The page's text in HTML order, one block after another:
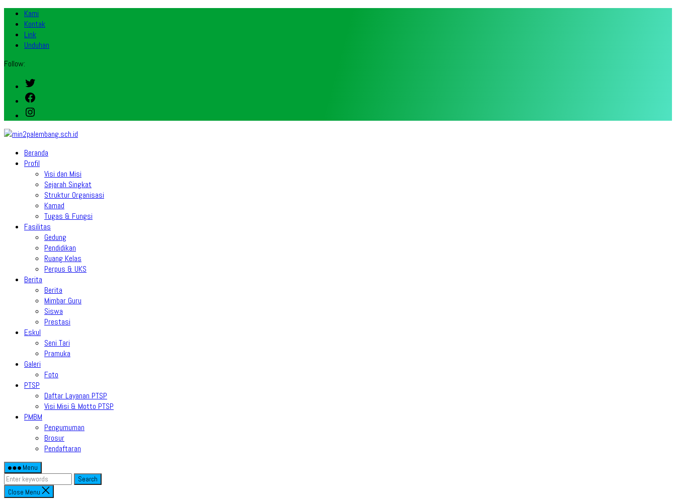
Kami
Kontak
Link
Unduhan
Follow:
Twitter
Facebook
Instagram
Beranda
Profil
Visi dan Misi
Sejarah Singkat
Struktur Organisasi
Kamad
Tugas & Fungsi
Fasilitas
Gedung
Pendidikan
Ruang Kelas
Perpus & UKS
Berita
Berita
Mimbar Guru
Siswa
Prestasi
Eskul
Seni Tari
Pramuka
Galeri
Foto
PTSP
Daftar Layanan PTSP
Visi Misi & Motto PTSP
PMBM
Pengumuman
Brosur
Pendaftaran
Menu
Search
Close Menu